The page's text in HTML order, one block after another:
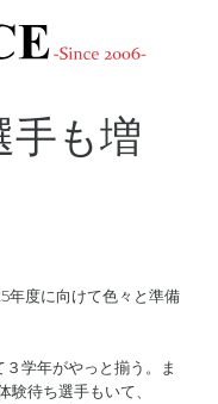
手も増
年度に向けて色々と準備
学年がやっと揃う。ま
験待ち選手もいて、